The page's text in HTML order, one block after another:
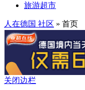
旅游超市
人在德国 社区 » 首页
关闭边栏